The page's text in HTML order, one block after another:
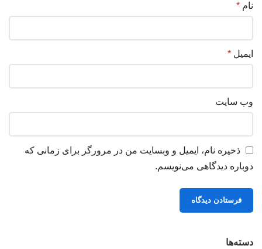
نام *
ایمیل *
وب‌ سایت
ذخیره نام، ایمیل و وبسایت من در مرورگر برای زمانی که
دوباره دیدگاهی می‌نویسم.
دسته‌ها